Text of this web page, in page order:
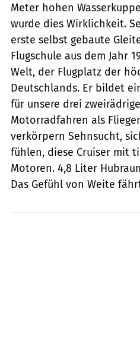
Meter hohen
wurde dies Wirklichkeit.
erste selbst gebaute
Flugschule aus dem Jahr
Welt, der Flugplatz der
Deutschlands. Er bildet
für unsere drei
Motorradfahren als
verkörpern Sehnsucht,
fühlen, diese Cruiser mit
Motoren. 4,8 Liter
Das Gefühl von Weite